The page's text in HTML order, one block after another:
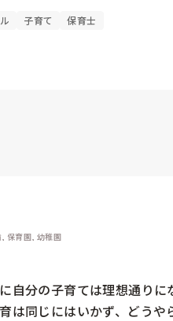
子育て 保育士
保育園, 幼稚園
自分の子育ては理想通り
は同じにはいかず、どう